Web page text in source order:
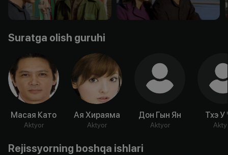
Suratga olish guruhi
Масая Като
Aktyor
Ая Хираяма
Aktyor
Дон Гын Ян
Aktyor
Тхэ У
Rejissyorning boshqa ishlari